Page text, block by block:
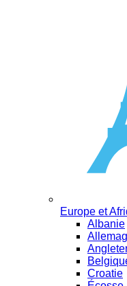
Europe et
Albanie
Croatie